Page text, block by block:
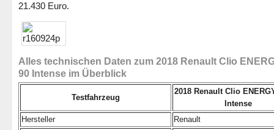
21.430 Euro.
Alles technischen Daten zum 2018 Renault Clio
90 Intense im Überblick
Testfahrzeug
2018 Renault Clio
Intense
Hersteller
Renault